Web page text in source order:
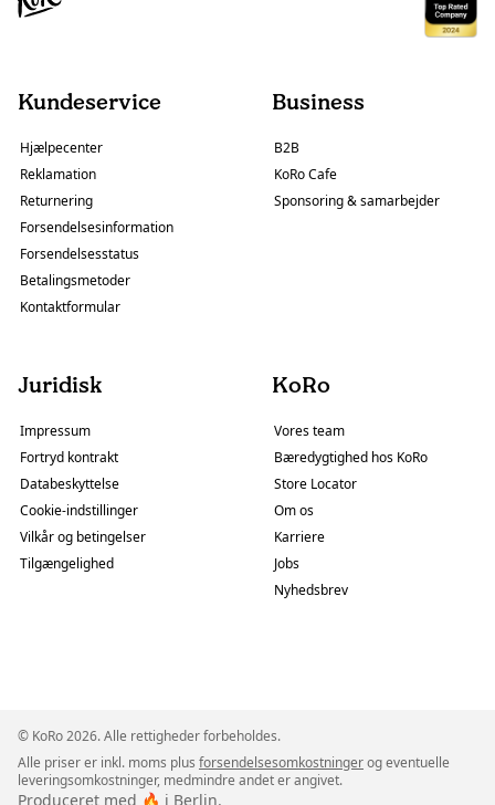
Kundeservice
Hjælpecenter
Reklamation
Returnering
Forsendelsesinformation
Forsendelsesstatus
Betalingsmetoder
Kontaktformular
Business
B2B
KoRo Cafe
Sponsoring & samarbejder
Juridisk
Impressum
Fortryd kontrakt
Databeskyttelse
Cookie-indstillinger
Vilkår og betingelser
Tilgængelighed
KoRo
Vores team
Bæredygtighed hos KoRo
Store Locator
Om os
Karriere
Jobs
Nyhedsbrev
© KoRo 2026. Alle rettigheder forbeholdes.
Alle priser er inkl. moms plus forsendelsesomkostningerog eventuelle
leveringsomkostninger, medmindre andet er angivet.
Produceret med 🔥 i Berlin.